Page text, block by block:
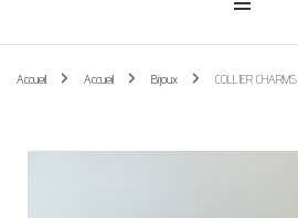
Accueil Accueil Bijoux COLLIER CHARMS